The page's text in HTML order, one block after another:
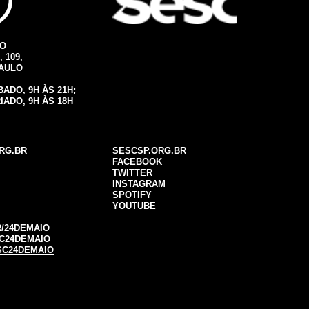
109,
9H ÀS 21H;
9H ÀS 18H
SESCSP.ORG.BR
FACEBOOK
TWITTER
INSTAGRAM
SPOTIFY
YOUTUBE
24DEMAIO